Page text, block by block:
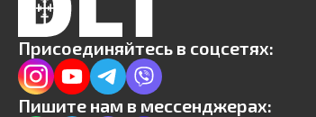
Присоединяйтесь в соцсетях:
Пишите нам в мессенджерах: